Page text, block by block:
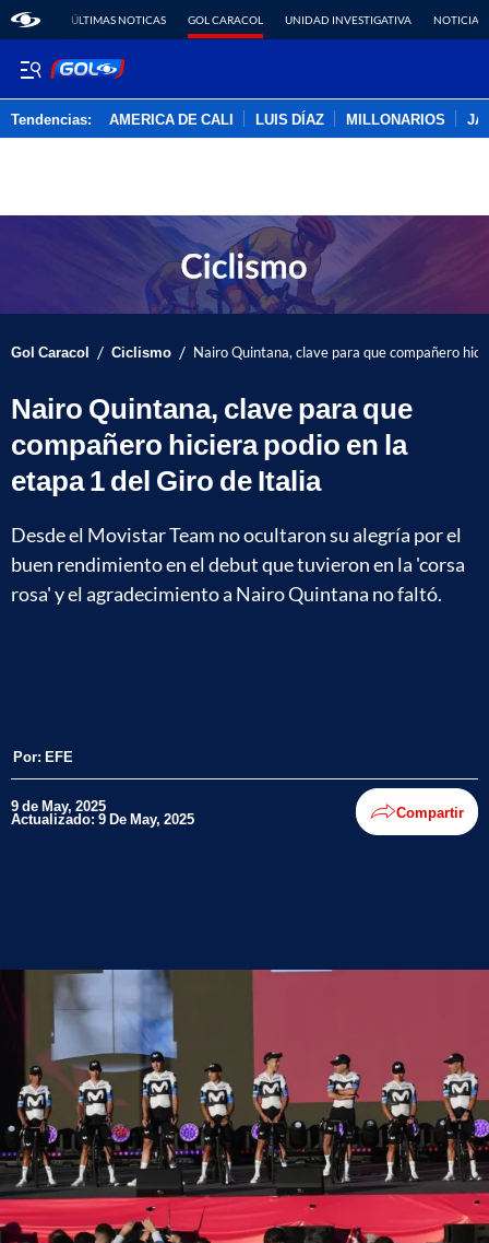
ÚLTIMAS NOTICAS GOL CARACOL UNIDAD INVESTIGATIVA NOTICIAS
Tendencias: AMERICA DE CALI LUIS DÍAZ MILLONARIOS
Gol Caracol / Ciclismo / Nairo Quintana, clave para que compañero
Nairo Quintana, clave para que
compañero hiciera podio en la
etapa 1 del Giro de Italia
Desde el Movistar Team no ocultaron su alegría por el
buen rendimiento en el debut que tuvieron en la 'corsa
rosa' y el agradecimiento a Nairo Quintana no faltó.
Por: EFE
9 de May, 2025
Actualizado: 9 De May, 2025 Compartir